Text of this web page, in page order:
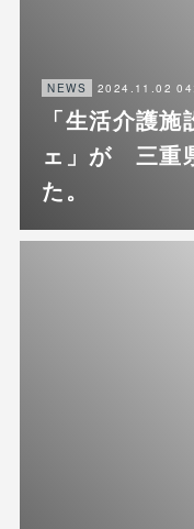
NEWS 2024.11.02
「生活介護
ェ」が 三重
た。